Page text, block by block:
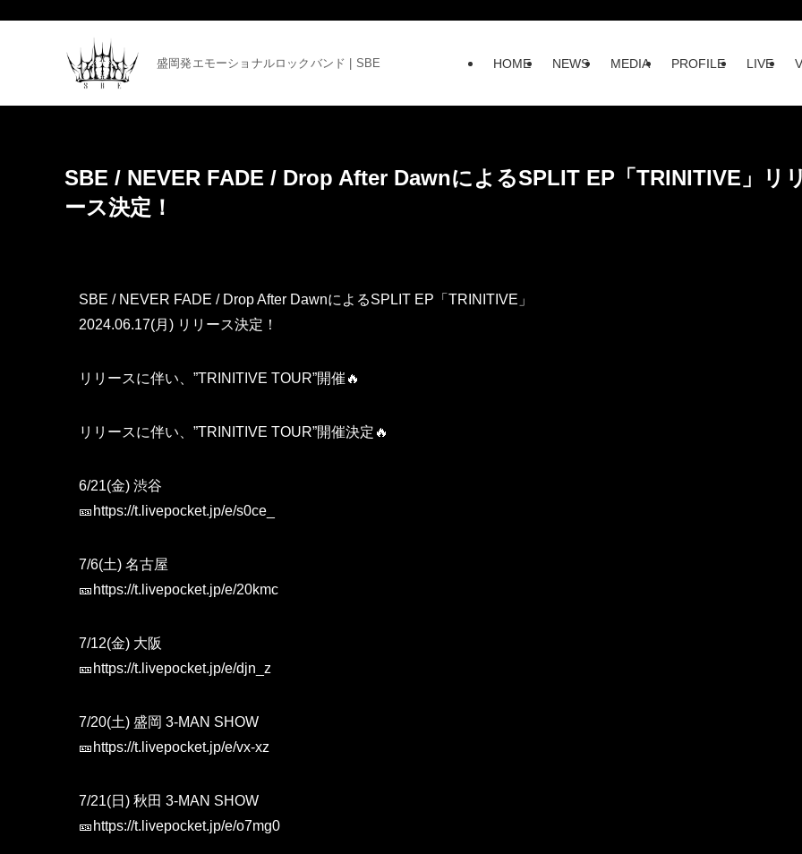
盛岡発エモーショナルロックバンド | SBE HOME NEWS MEDIA PROFILE LIVE
SBE / NEVER FADE / Drop After DawnによるSPLIT EP「TRINITIVE」リリ
ース決定！
SBE / NEVER FADE / Drop After DawnによるSPLIT EP「TRINITIVE」
2024.06.17(月) リリース決定！
リリースに伴い、”TRINITIVE TOUR”開催🔥
リリースに伴い、”TRINITIVE TOUR”開催決定🔥
6/21(金) 渋谷
🎫 https://t.livepocket.jp/e/s0ce_
7/6(土) 名古屋
🎫 https://t.livepocket.jp/e/20kmc
7/12(金) 大阪
🎫 https://t.livepocket.jp/e/djn_z
7/20(土) 盛岡 3-MAN SHOW
🎫 https://t.livepocket.jp/e/vx-xz
7/21(日) 秋田 3-MAN SHOW
🎫 https://t.livepocket.jp/e/o7mg0